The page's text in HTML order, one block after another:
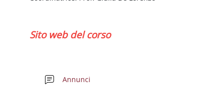
Sito web del corso
Annunci